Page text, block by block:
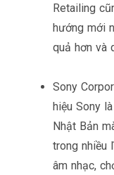
Retailing
hướng mới
quả hơn và
Sony
hiệu Sony
Nhật Bản
trong nhiều
âm nhạc,